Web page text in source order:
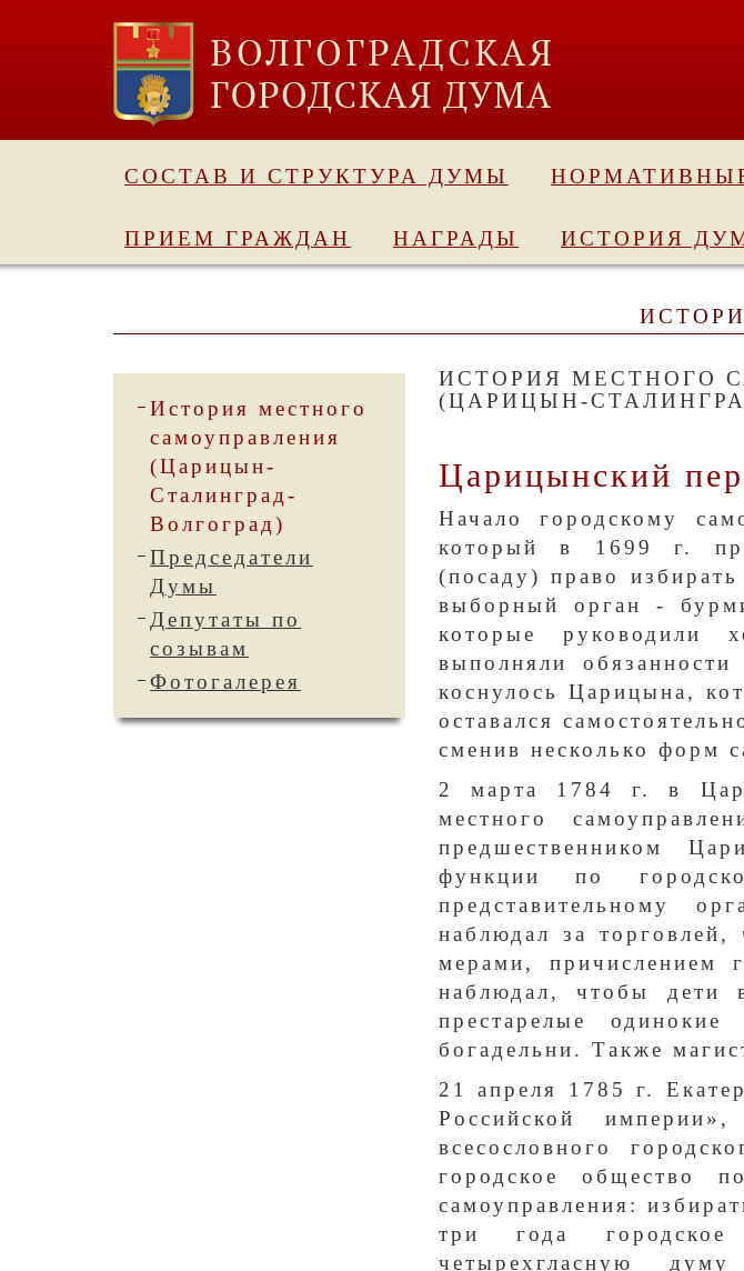
СОСТАВ И СТРУКТУРА ДУМЫ
ПРИЕМ ГРАЖДАН НАГРАДЫ ИСТОРИЯ
История местного
самоуправления
(Царицын-
Сталинград-
Волгоград)
Председатели
Думы
Депутаты по
созывам
Фотогалерея
ИСТОРИЯ МЕСТНОГО
(ЦАРИЦЫН-
Царицынский
Начало городскому
который в 1699 г.
(посаду) право
выборный орган -
которые руководили
выполняли
коснулось Царицына,
оставался
сменив несколько форм
2 марта 1784 г. в
местного
предшественником
функции по
представительному
наблюдал за
мерами, причислением
наблюдал, чтобы дети
престарелые
богадельни. Также
21 апреля 1785 г.
Российской
всесословного
городское общество
самоуправления:
три года
четырехгласную